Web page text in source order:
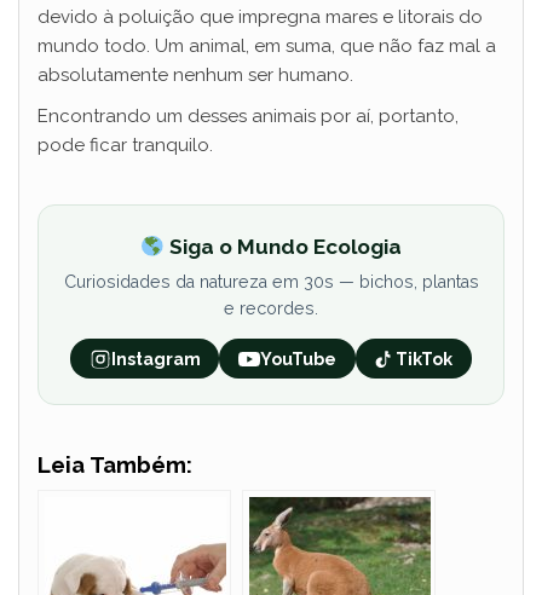
devido à poluição que impregna mares e litorais do
mundo todo. Um animal, em suma, que não faz mal a
absolutamente nenhum ser humano.
Encontrando um desses animais por aí, portanto,
pode ficar tranquilo.
Siga o Mundo Ecologia
Curiosidades da natureza em 30s — bichos, plantas
e recordes.
Instagram YouTube TikTok
Leia Também: